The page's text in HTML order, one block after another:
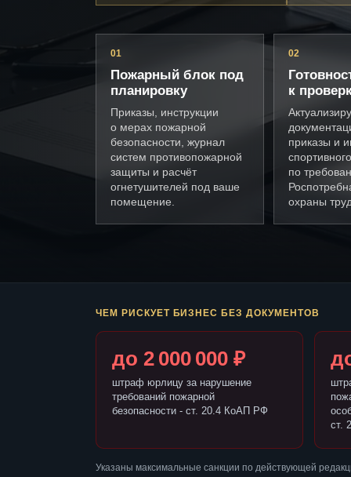
01
Пожарный блок под
планировку
Приказы, инструкции
о мерах пожарной
безопасности, журнал
систем противопожарной
защиты и расчёт
огнетушителей под ваше
помещение.
02
к
приказы и
по
охраны
ЧЕМ РИСКУЕТ БИЗНЕС БЕЗ ДОКУМЕНТОВ
до 2 000 000 ₽
штраф юрлицу за нарушение
требований пожарной
безопасности - ст. 20.4 КоАП РФ
ст.
Указаны максимальные санкции по действующей